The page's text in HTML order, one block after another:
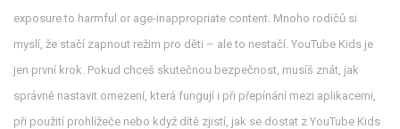
exposure to harmful or age-inappropriate content. Mnoho rodičů si
myslí, že stačí zapnout režim pro děti – ale to nestačí. YouTube Kids je
jen první krok. Pokud chceš skutečnou bezpečnost, musíš znát, jak
správně nastavit omezení, která fungují i při přepínání mezi aplikacemi,
při použití prohlížeče nebo když dítě zjistí, jak se dostat z YouTube Kids